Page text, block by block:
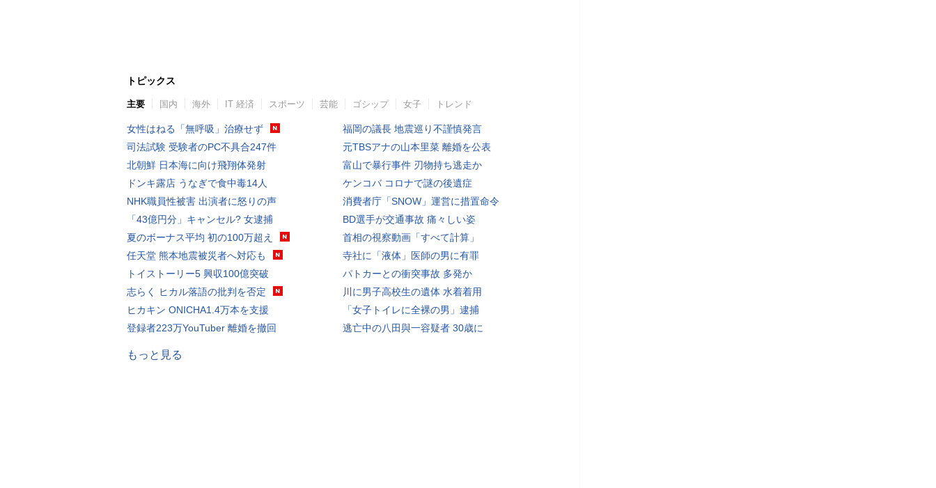
トピックス
主要 国内 海外 IT 経済 スポーツ 芸能 ゴシップ 女子 トレンド
女性はねる「無呼吸」治療せず
司法試験 受験者のPC不具合247件
北朝鮮 日本海に向け飛翔体発射
ドンキ露店 うなぎで食中毒14人
NHK職員性被害 出演者に怒りの声
「43億円分」キャンセル? 女逮捕
夏のボーナス平均 初の100万超え
任天堂 熊本地震被災者へ対応も
トイストーリー5 興収100億突破
志らく ヒカル落語の批判を否定
ヒカキン ONICHA1.4万本を支援
登録者223万YouTuber 離婚を撤回
福岡の議長 地震巡り不謹慎発言
元TBSアナの山本里菜 離婚を公表
富山で暴行事件 刃物持ち逃走か
ケンコバ コロナで謎の後遺症
消費者庁「SNOW」運営に措置命令
BD選手が交通事故 痛々しい姿
首相の視察動画「すべて計算」
寺社に「液体」医師の男に有罪
パトカーとの衝突事故 多発か
川に男子高校生の遺体 水着着用
「女子トイレに全裸の男」逮捕
逃亡中の八田與一容疑者 30歳に
もっと見る